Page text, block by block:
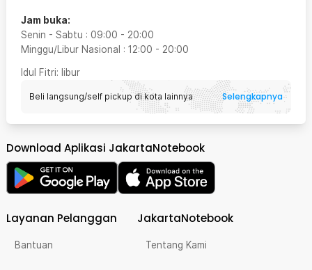
Jam buka:
Senin - Sabtu : 09:00 - 20:00
Minggu/Libur Nasional : 12:00 - 20:00
Idul Fitri: libur
Beli langsung/self pickup di kota lainnya Selengkapnya
Download Aplikasi JakartaNotebook
Layanan Pelanggan
Bantuan
JakartaNotebook
Tentang Kami